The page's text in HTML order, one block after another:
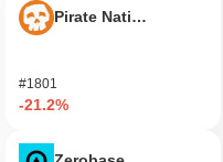
Pirate Nation Token
#1801
-21.2%